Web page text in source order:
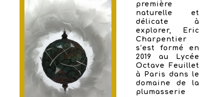
première
naturelle et
délicate à
explorer, Eric
Charpentier
s’est formé en
2019 au Lycée
Octave Feuillet
à Paris dans le
domaine de la
plumasserie